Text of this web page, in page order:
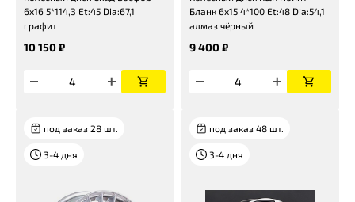
6x16 5*114,3 Et:45 Dia:67,1
графит
10 150 ₽
Бланк 6x15 4*100 Et:48 Dia:54,1
алмаз чёрный
9 400 ₽
под заказ 28 шт.
3-4 дня
под заказ 48 шт.
3-4 дня